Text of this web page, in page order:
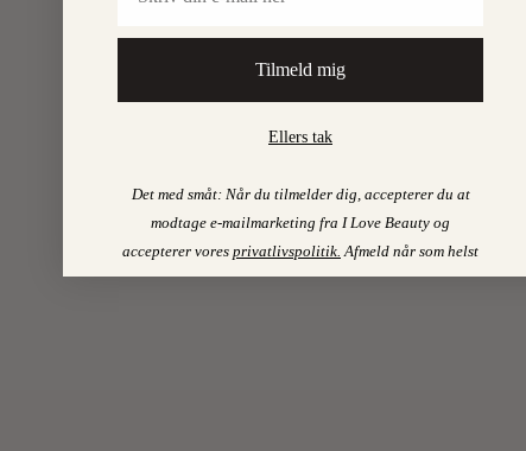
Tilmeld mig
Ellers tak
Det med småt: Når du tilmelder dig, accepterer du at
modtage e-mailmarketing fra I Love Beauty og
accepterer vores privatlivspolitik. Afmeld når som helst